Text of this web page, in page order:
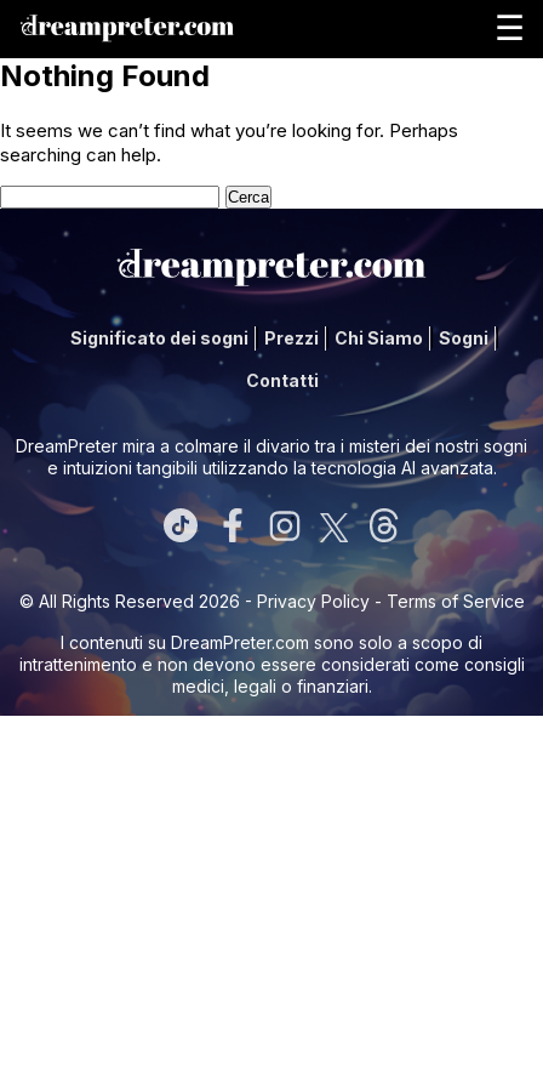
☰
Nothing Found
It seems we can’t find what you’re looking for. Perhaps
searching can help.
Ricerca
per:
Significato dei sogni Prezzi Chi Siamo Sogni
Contatti
DreamPreter mira a colmare il divario tra i misteri dei nostri sogni
e intuizioni tangibili utilizzando la tecnologia AI avanzata.
© All Rights Reserved 2026 - Privacy Policy- Terms of Service
I contenuti su DreamPreter.com sono solo a scopo di
intrattenimento e non devono essere considerati come consigli
medici, legali o finanziari.